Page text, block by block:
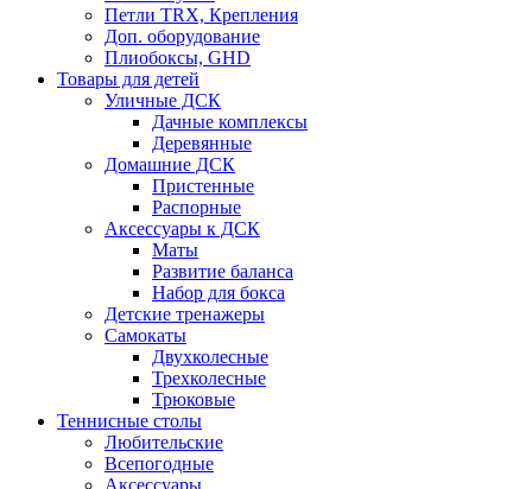
Петли TRX, Крепления
Доп. оборудование
Плиобоксы, GHD
Товары для детей
Уличные ДСК
Дачные комплексы
Деревянные
Домашние ДСК
Пристенные
Распорные
Аксесcуары к ДСК
Маты
Развитие баланса
Набор для бокса
Детские тренажеры
Самокаты
Двухколесные
Трехколесные
Трюковые
Теннисные столы
Любительские
Всепогодные
Аксессуары